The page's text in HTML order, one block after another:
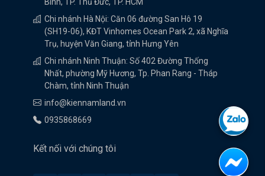
Bình, TP. Thủ Đức, TP. HCM
Chi nhánh Hà Nội: Căn 06 đường San Hô 19
(SH19-06), KĐT Vinhomes Ocean Park 2, xã Nghĩa
Trụ, huyện Văn Giang, tỉnh Hưng Yên
Chi nhánh Ninh Thuận: Số 402 Đường Thống
Nhất, phường Mỹ Hương, Tp. Phan Rang - Tháp
Chàm, tỉnh Ninh Thuận
info@kiennamland.vn
0935868669
Kết nối với chúng tôi